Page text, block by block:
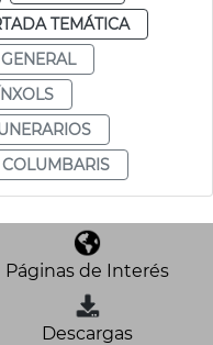
TEMÁTICA
COLUMBARIS
Páginas de Interés
Descargas